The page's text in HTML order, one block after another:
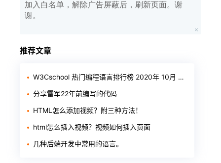
加入白名单，解除广告屏蔽后，刷新页面。谢
谢。
推荐文章
W3Cschool 热门编程语言排行榜 2020年 10月 TOP10
分享雷军22年前编写的代码
HTML怎么添加视频？附三种方法！
html怎么插入视频？视频如何插入页面
几种后端开发中常用的语言。